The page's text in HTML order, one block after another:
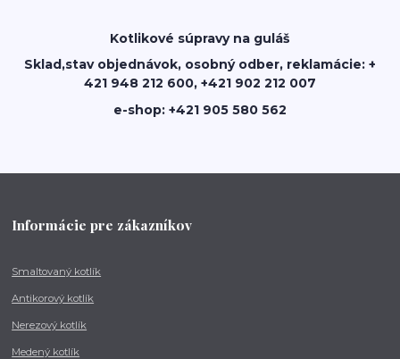
Kotlikové súpravy na guláš
Sklad,stav objednávok, osobný odber, reklamácie: +
421 948 212 600, +421 902 212 007
e-shop: +421 905 580 562
Informácie pre zákazníkov
Smaltovaný kotlík
Antikorový kotlík
Nerezový kotlík
Medený kotlík